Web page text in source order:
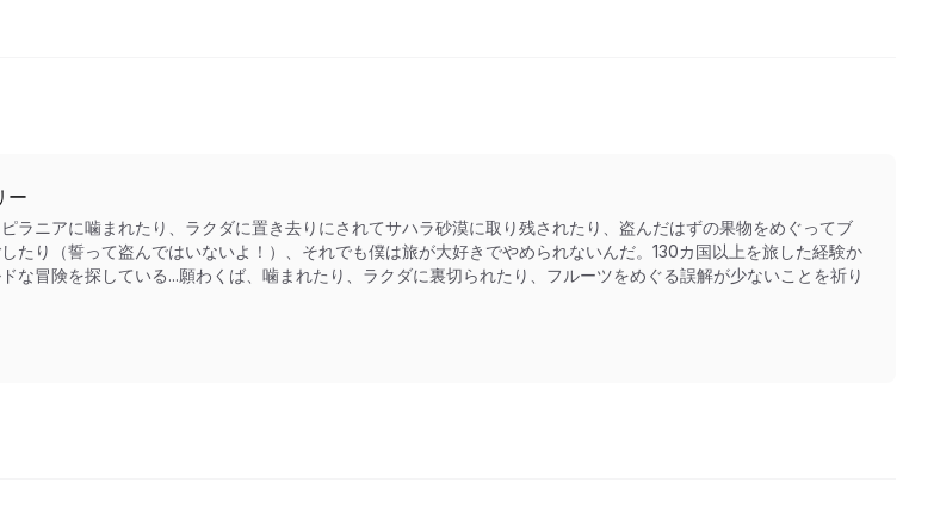
ー
ラニアに噛まれたり、ラクダに置き去りにされてサハラ砂漠に取り残されたり、盗んだはずの果物をめぐってブ
たり（誓って盗んではいないよ！）、それでも僕は旅が大好きでやめられないんだ。130カ国以上を旅した経験か
な冒険を探している...願わくば、噛まれたり、ラクダに裏切られたり、フルーツをめぐる誤解が少ないことを祈り